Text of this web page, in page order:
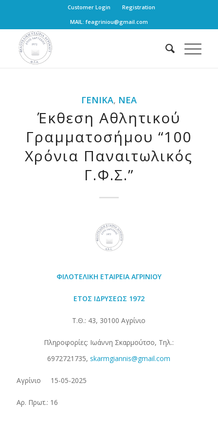
Customer Login
Registration
MAIL: feagriniou@gmail.com
ΓΕΝΙΚΆ, ΝΈΑ
Έκθεση Αθλητικού
Γραμματοσήμου “100
Χρόνια Παναιτωλικός
Γ.Φ.Σ.”
ΦΙΛΟΤΕΛΙΚΗ ΕΤΑΙΡΕΙΑ ΑΓΡΙΝΙΟΥ
ΕΤΟΣ ΙΔΡΥΣΕΩΣ 1972
Τ.Θ.: 43, 30100 Αγρίνιο
Πληροφορίες: Ιωάννη Σκαρμούτσο, Τηλ.:
6972721735,skarmgiannis@gmail.com
Αγρίνιο 15-05-2025
Αρ. Πρωτ.: 16